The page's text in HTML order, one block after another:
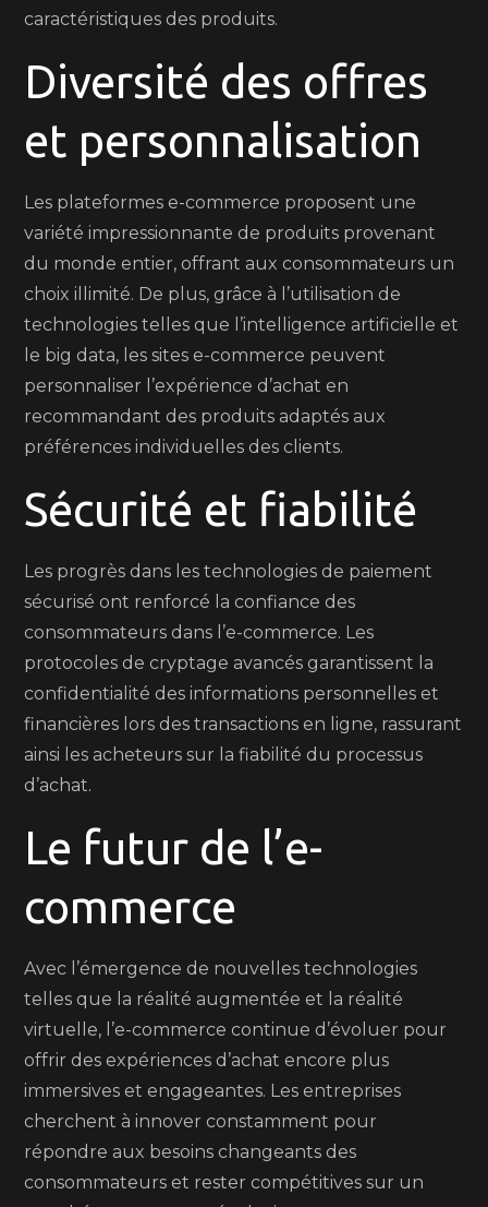
caractéristiques des produits.
Diversité des offres
et personnalisation
Les plateformes e-commerce proposent une
variété impressionnante de produits provenant
du monde entier, offrant aux consommateurs un
choix illimité. De plus, grâce à l’utilisation de
technologies telles que l’intelligence artificielle et
le big data, les sites e-commerce peuvent
personnaliser l’expérience d’achat en
recommandant des produits adaptés aux
préférences individuelles des clients.
Sécurité et fiabilité
Les progrès dans les technologies de paiement
sécurisé ont renforcé la confiance des
consommateurs dans l’e-commerce. Les
protocoles de cryptage avancés garantissent la
confidentialité des informations personnelles et
financières lors des transactions en ligne, rassurant
ainsi les acheteurs sur la fiabilité du processus
d’achat.
Le futur de l’e-
commerce
Avec l’émergence de nouvelles technologies
telles que la réalité augmentée et la réalité
virtuelle, l’e-commerce continue d’évoluer pour
offrir des expériences d’achat encore plus
immersives et engageantes. Les entreprises
cherchent à innover constamment pour
répondre aux besoins changeants des
consommateurs et rester compétitives sur un